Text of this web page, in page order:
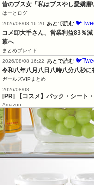
昔のブス女「私はブスやし愛嬌磨
はーとログ
2026/08/08 16:20
あとで読む
コメ卸大手さん、営業利益83％
幕へ
まとめブレイド
2026/08/08 16:22
あとで読む
令和八年八月八日八時八分八秒に
ガールズVIPまとめ
2026/08/08
[PR] 【コスメ】パック・シート
Amazon